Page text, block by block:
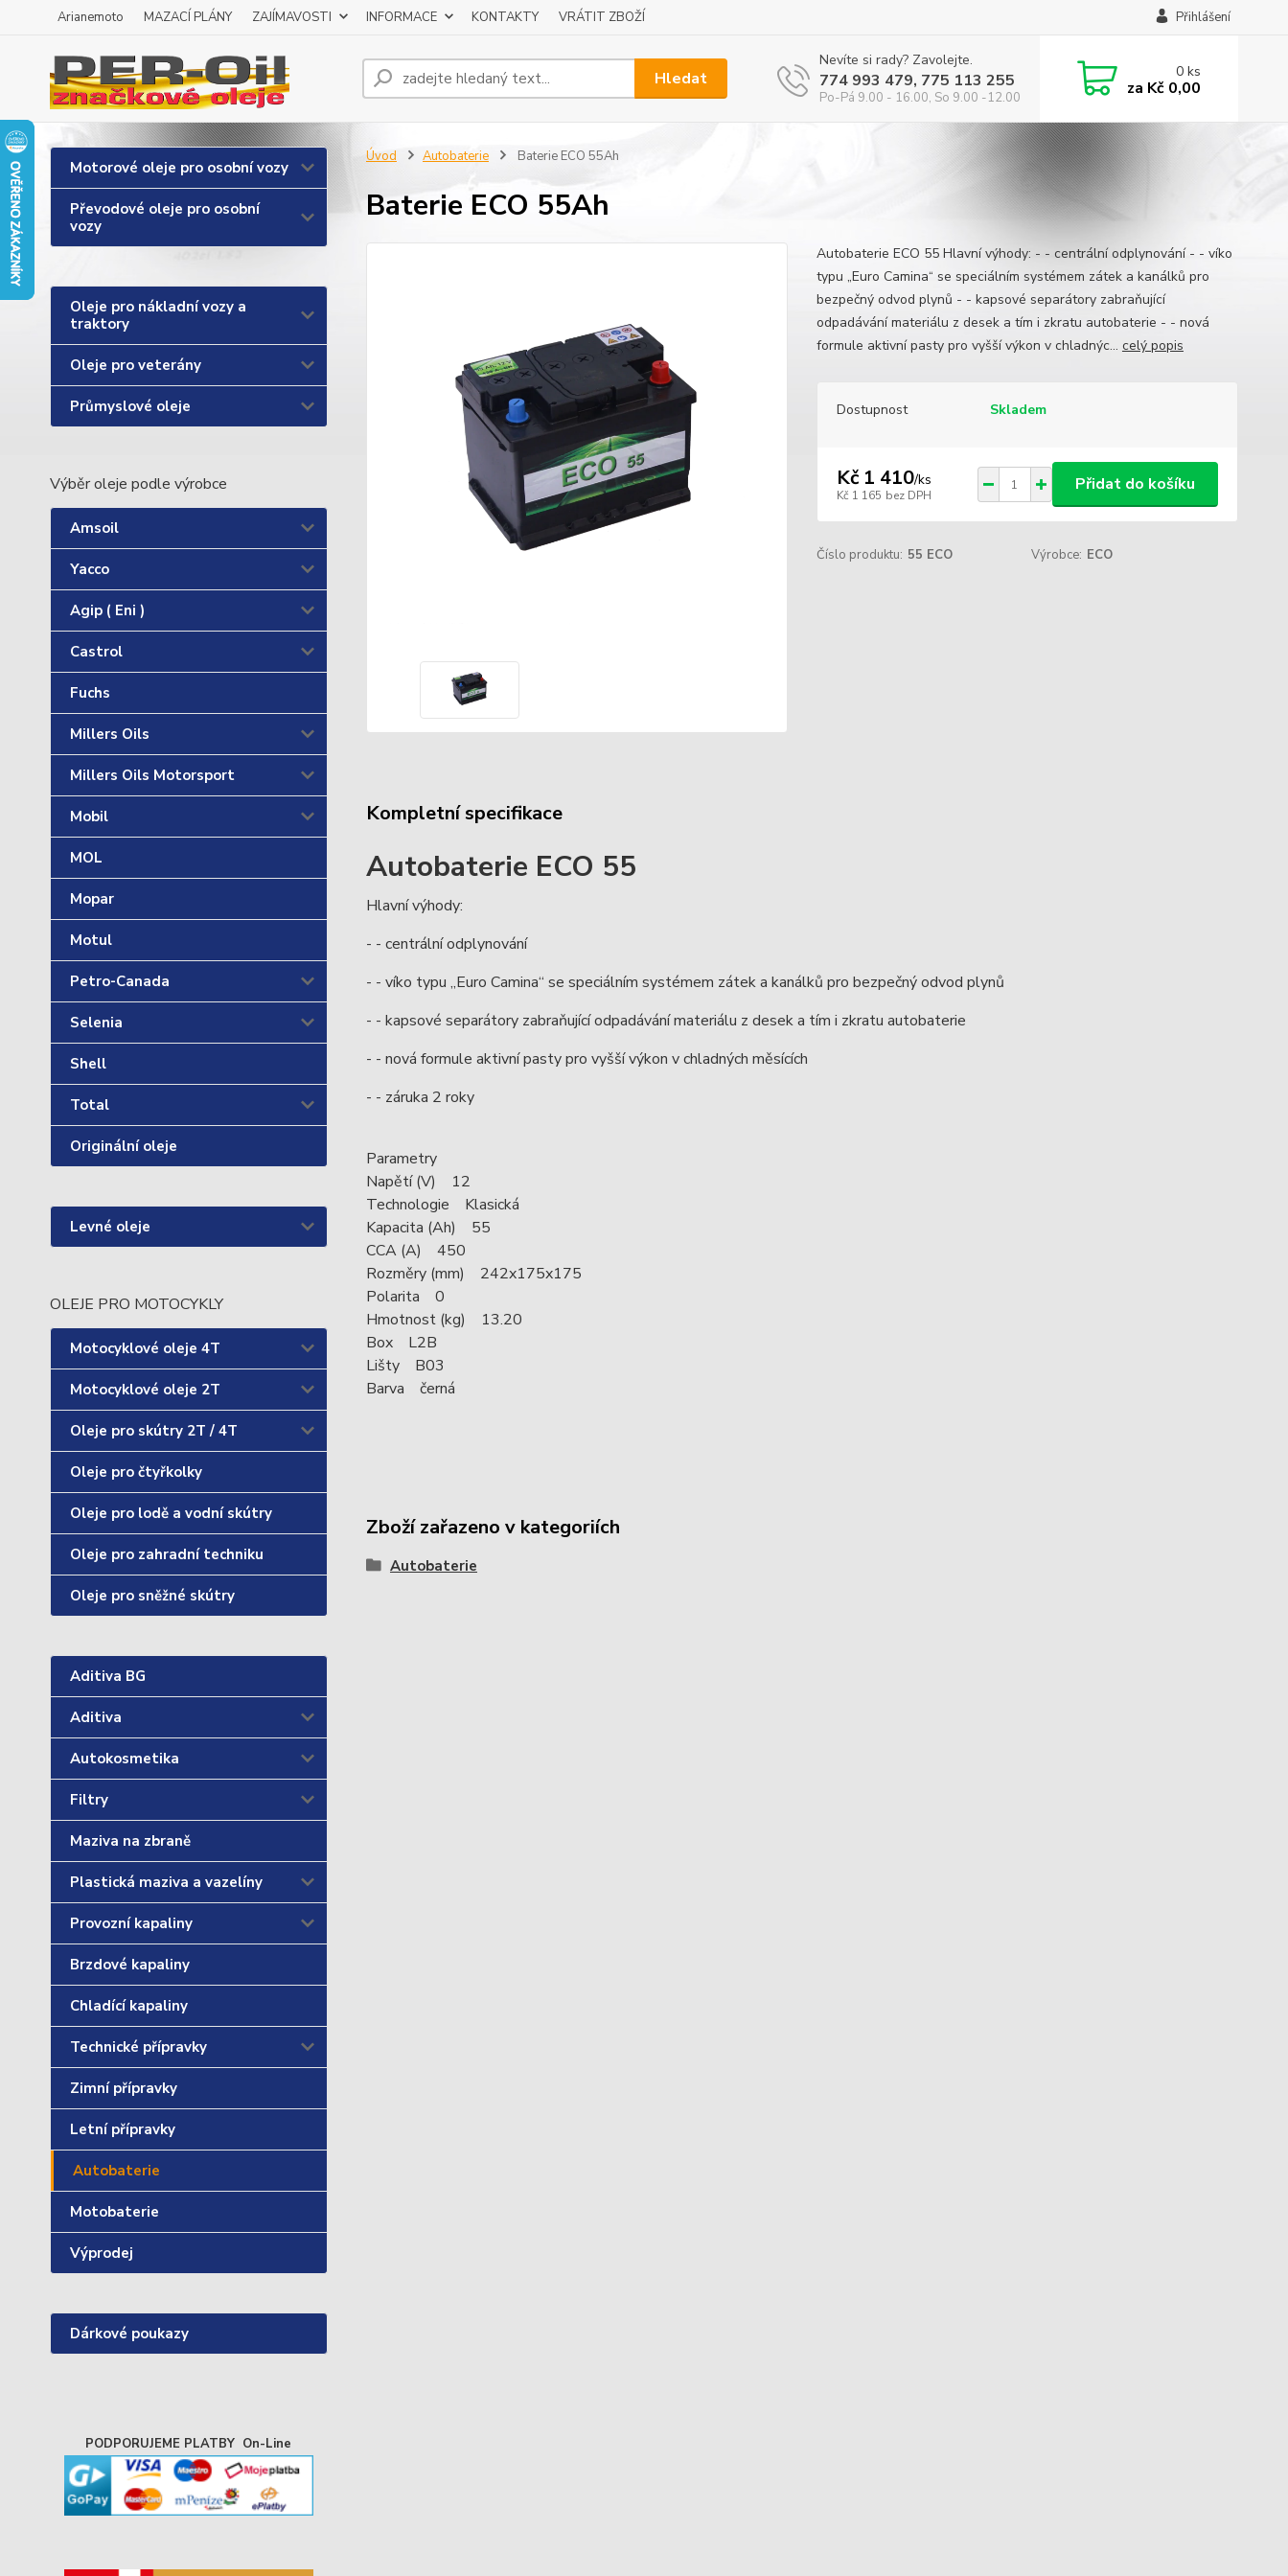
Arianemoto MAZACÍ PLÁNY ZAJÍMAVOSTI INFORMACE KONTAKTY VRÁTIT ZBOŽÍ Přihlášení
Hledat
Nevíte si rady? Zavolejte.
774 993 479, 775 113 255
Po-Pá 9.00 - 16.00, So 9.00 -12.00
0ks
za Kč 0,00
Motorové oleje pro osobní vozy
Převodové oleje pro osobní
vozy
Oleje pro nákladní vozy a
traktory
Oleje pro veterány
Průmyslové oleje
Výběr oleje podle výrobce
Amsoil
Yacco
Agip ( Eni )
Castrol
Fuchs
Millers Oils
Millers Oils Motorsport
Mobil
MOL
Mopar
Motul
Petro-Canada
Selenia
Shell
Total
Originální oleje
Levné oleje
OLEJE PRO MOTOCYKLY
Motocyklové oleje 4T
Motocyklové oleje 2T
Oleje pro skútry 2T / 4T
Oleje pro čtyřkolky
Oleje pro lodě a vodní skútry
Oleje pro zahradní techniku
Oleje pro sněžné skútry
Aditiva BG
Aditiva
Autokosmetika
Filtry
Maziva na zbraně
Plastická maziva a vazelíny
Provozní kapaliny
Brzdové kapaliny
Chladící kapaliny
Technické přípravky
Zimní přípravky
Letní přípravky
Autobaterie
Motobaterie
Výprodej
Dárkové poukazy
PODPORUJEME PLATBY On-Line
Úvod Autobaterie Baterie ECO 55Ah
Baterie ECO 55Ah
Autobaterie ECO 55 Hlavní výhody: - - centrální odplynování - - víko
typu „Euro Camina“ se speciálním systémem zátek a kanálků pro
bezpečný odvod plynů - - kapsové separátory zabraňující
odpadávání materiálu z desek a tím i zkratu autobaterie - - nová
formule aktivní pasty pro vyšší výkon v chladnýc... celý popis
Dostupnost Skladem
Kč 1 410/ks
Kč 1 165 bez DPH
Přidat do košíku
Číslo produktu: 55 ECO Výrobce: ECO
Kompletní specifikace
Autobaterie ECO 55
Hlavní výhody:
- - centrální odplynování
- - víko typu „Euro Camina“ se speciálním systémem zátek a kanálků pro bezpečný odvod plynů
- - kapsové separátory zabraňující odpadávání materiálu z desek a tím i zkratu autobaterie
- - nová formule aktivní pasty pro vyšší výkon v chladných měsících
- - záruka 2 roky
Parametry
Napětí (V) 12
Technologie Klasická
Kapacita (Ah) 55
CCA (A) 450
Rozměry (mm) 242x175x175
Polarita 0
Hmotnost (kg) 13.20
Box L2B
Lišty B03
Barva černá
Zboží zařazeno v kategoriích
Autobaterie